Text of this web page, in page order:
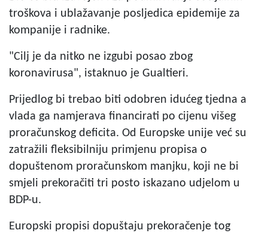
troškova i ublažavanje posljedica epidemije za
kompanije i radnike.
"Cilj je da nitko ne izgubi posao zbog
koronavirusa", istaknuo je Gualtieri.
Prijedlog bi trebao biti odobren idućeg tjedna a
vlada ga namjerava financirati po cijenu višeg
proračunskog deficita. Od Europske unije već su
zatražili fleksibilniju primjenu propisa o
dopuštenom proračunskom manjku, koji ne bi
smjeli prekoračiti tri posto iskazano udjelom u
BDP-u.
Europski propisi dopuštaju prekoračenje tog